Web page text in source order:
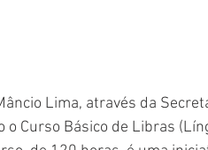
Lima, através da
o Curso Básico de Libras